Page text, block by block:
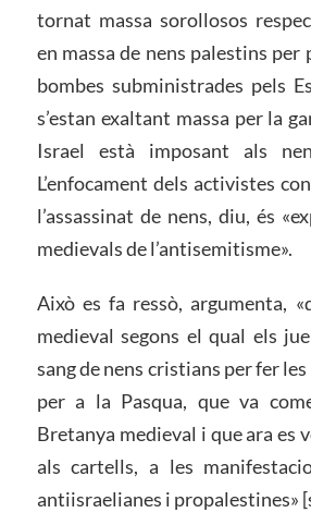
tornat massa sorollosos
en massa de nens palestins per
bombes subministrades pels
s’estan exaltant massa per la
Israel està imposant als
L’enfocament dels activistes
l’assassinat de nens, diu, és
medievals de l’antisemitisme».
Això es fa ressò, argumenta,
medieval segons el qual els
sang de nens cristians per fer
per a la Pasqua, que va
Bretanya medieval i que ara es
als cartells, a les
antiisraelianes i propalestines»